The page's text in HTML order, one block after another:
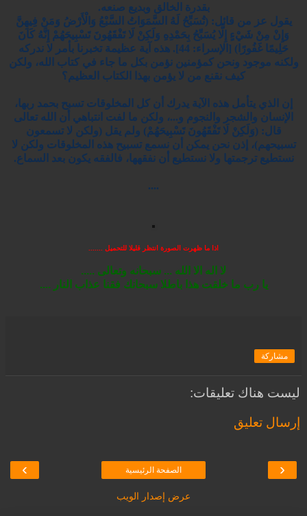
بقدرة الخالق وبديع صنعه.
يقول عز من قائل: (تُسَبِّحُ لَهُ السَّمَوَاتُ السَّبْعُ وَالْأَرْضُ وَمَنْ فِيهِنَّ
وَإِنْ مِنْ شَيْءٍ إِلَّا يُسَبِّحُ بِحَمْدِهِ وَلَكِنْ لَا تَفْقَهُونَ تَسْبِيحَهُمْ إِنَّهُ كَانَ
حَلِيمًا غَفُورًا) [الإسراء: 44]. هذه آية عظيمة تخبرنا بأمر لا ندركه
ولكنه موجود ونحن كمؤمنين نؤمن بكل ما جاء في كتاب الله، ولكن
كيف نقنع من لا يؤمن بهذا الكتاب العظيم؟
إن الذي يتأمل هذه الآية يدرك أن كل المخلوقات تسبح بحمد ربها،
الإنسان والشجر والنجوم و...، ولكن ما لفت انتباهي أن الله تعالى
قال: (وَلَكِنْ لَا تَفْقَهُونَ تَسْبِيحَهُمْ) ولم يقل (ولكن لا تسمعون
تسبيحهم)، إذن نحن يمكن أن نسمع تسبيح هذه المخلوقات ولكن لا
نستطيع ترجمتها ولا نستطيع أن نفقهها، فالفقه يكون بعد السماع.
....
اذا ما ظهرت الصورة انتظر قليلا للتحميل .......
لا اله الا الله ... سبحانه وتعالى .....
يا رب ما خلقت هذا باطلا سبحانك فقنا عذاب النار ....
مشاركة
ليست هناك تعليقات:
إرسال تعليق
‹
› الصفحة الرئيسية
عرض إصدار الويب